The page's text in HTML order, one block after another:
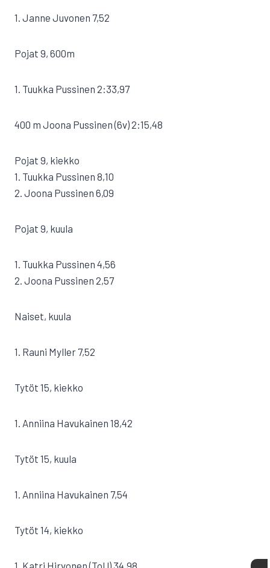
1. Janne Juvonen 7,52
Pojat 9, 600m
1. Tuukka Pussinen 2:33,97
400 m Joona Pussinen (6v) 2:15,48
Pojat 9, kiekko
1. Tuukka Pussinen 8,10
2. Joona Pussinen 6,09
Pojat 9, kuula
1. Tuukka Pussinen 4,56
2. Joona Pussinen 2,57
Naiset, kuula
1. Rauni Myller 7,52
Tytöt 15, kiekko
1. Anniina Havukainen 18,42
Tytöt 15, kuula
1. Anniina Havukainen 7,54
Tytöt 14, kiekko
1. Katri Hirvonen (ToU) 34,98